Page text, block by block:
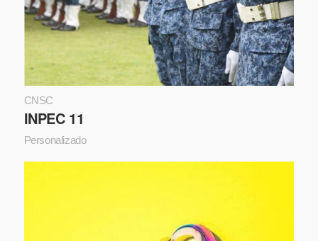
CNSC
INPEC 11
Personalizado